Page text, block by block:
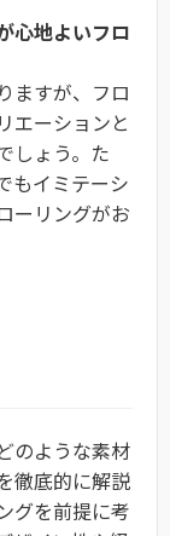
心地よいフロ
ますが、フロ
エーションと
しょう。た
もイミテーシ
ーリングがお
のような素材
徹底的に解説
グを前提に考